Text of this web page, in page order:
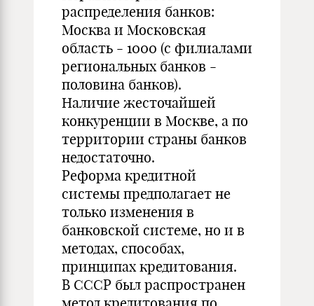
распределения банков:
Москва и Московская
область - 1000 (с филиалами
региональных банков -
половина банков).
Наличие жесточайшей
конкуренции в Москве, а по
территории страны банков
недостаточно.
Реформа кредитной
системы предполагает не
только изменения в
банковской системе, но и в
методах, способах,
принципах кредитования.
В СССР был распространен